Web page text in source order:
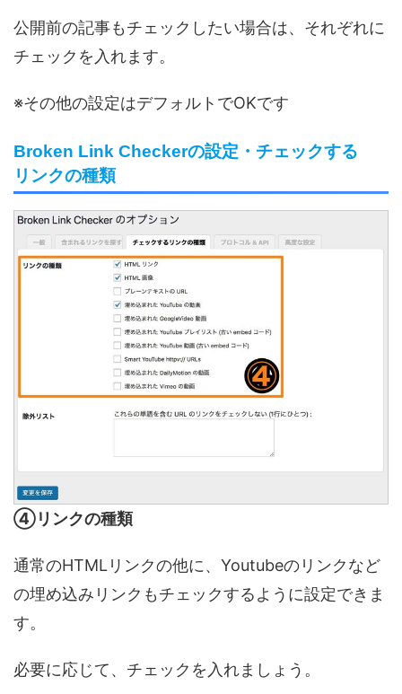
公開前の記事もチェックしたい場合は、それぞれに
チェックを入れます。
※その他の設定はデフォルトでOKです
Broken Link Checkerの設定・チェックする
リンクの種類
④リンクの種類
通常のHTMLリンクの他に、Youtubeのリンクなど
の埋め込みリンクもチェックするように設定できま
す。
必要に応じて、チェックを入れましょう。